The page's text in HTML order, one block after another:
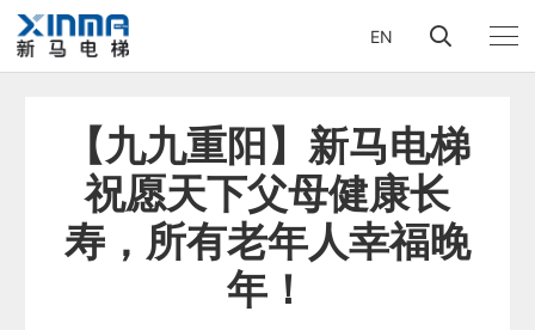
EN
【九九重阳】新马电梯
祝愿天下父母健康长
寿，所有老年人幸福晚
年！